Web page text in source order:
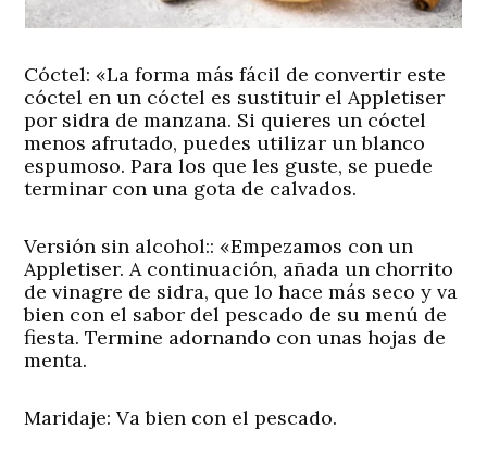
Cóctel: «La forma más fácil de convertir este
cóctel en un cóctel es sustituir el Appletiser
por sidra de manzana. Si quieres un cóctel
menos afrutado, puedes utilizar un blanco
espumoso. Para los que les guste, se puede
terminar con una gota de calvados.
Versión sin alcohol:: «Empezamos con un
Appletiser. A continuación, añada un chorrito
de vinagre de sidra, que lo hace más seco y va
bien con el sabor del pescado de su menú de
fiesta. Termine adornando con unas hojas de
menta.
Maridaje: Va bien con el pescado.